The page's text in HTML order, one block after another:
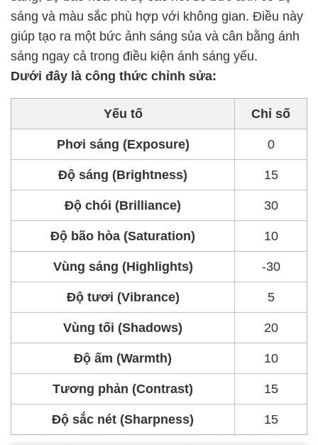
sáng và màu sắc phù hợp với không gian. Điều này
giúp tạo ra một bức ảnh sáng sủa và cân bằng ánh
sáng ngay cả trong điều kiện ánh sáng yếu.
Dưới đây là công thức chỉnh sửa:
Yếu tố Chỉ số
Phơi sáng (Exposure) 0
Độ sáng (Brightness) 15
Độ chói (Brilliance) 30
Độ bão hòa (Saturation) 10
Vùng sáng (Highlights) -30
Độ tươi (Vibrance) 5
Vùng tối (Shadows) 20
Độ ấm (Warmth) 10
Tương phản (Contrast) 15
Độ sắc nét (Sharpness) 15